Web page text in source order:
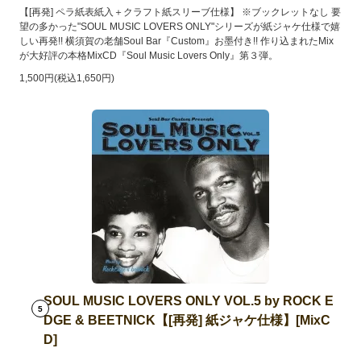
【[再発] ペラ紙表紙入＋クラフト紙スリーブ仕様】 ※ブックレットなし 要
望の多かった"SOUL MUSIC LOVERS ONLY"シリーズが紙ジャケ仕様で嬉
しい再発!! 横須賀の老舗Soul Bar『Custom』お墨付き!! 作り込まれたMix
が大好評の本格MixCD『Soul Music Lovers Only』第３弾。
1,500円(税込1,650円)
5
SOUL MUSIC LOVERS ONLY VOL.5 by ROCK E
DGE & BEETNICK【[再発] 紙ジャケ仕様】[MixC
D]